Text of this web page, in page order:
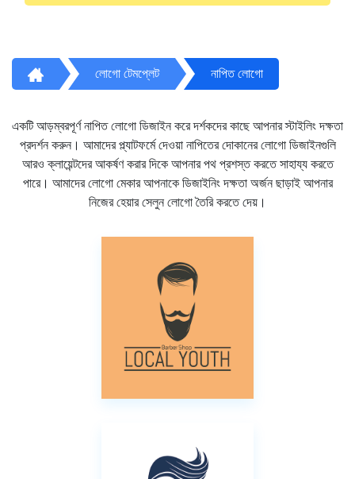
লোগো টেমপ্লেট নাপিত লোগো
একটি আড়ম্বরপূর্ণ নাপিত লোগো ডিজাইন করে দর্শকদের কাছে আপনার স্টাইলিং দক্ষতা
প্রদর্শন করুন। আমাদের প্ল্যাটফর্মে দেওয়া নাপিতের দোকানের লোগো ডিজাইনগুলি
আরও ক্লায়েন্টদের আকর্ষণ করার দিকে আপনার পথ প্রশস্ত করতে সাহায্য করতে
পারে। আমাদের লোগো মেকার আপনাকে ডিজাইনিং দক্ষতা অর্জন ছাড়াই আপনার
নিজের হেয়ার সেলুন লোগো তৈরি করতে দেয়।